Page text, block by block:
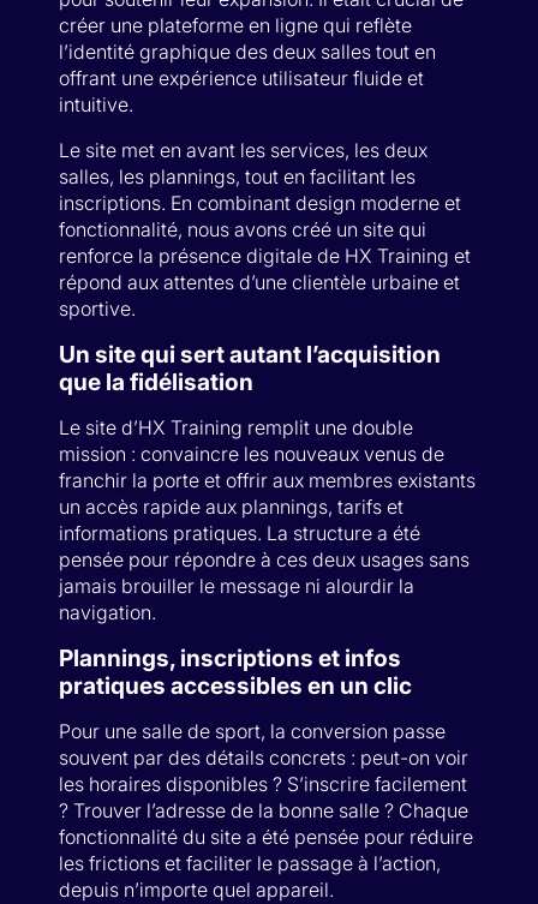
créer une plateforme en ligne qui reflète
l’identité graphique des deux salles tout en
offrant une expérience utilisateur fluide et
intuitive.
Le site met en avant les services, les deux
salles, les plannings, tout en facilitant les
inscriptions. En combinant design moderne et
fonctionnalité, nous avons créé un site qui
renforce la présence digitale de HX Training et
répond aux attentes d’une clientèle urbaine et
sportive.
Un site qui sert autant l’acquisition
que la fidélisation
Le site d’HX Training remplit une double
mission : convaincre les nouveaux venus de
franchir la porte et offrir aux membres existants
un accès rapide aux plannings, tarifs et
informations pratiques. La structure a été
pensée pour répondre à ces deux usages sans
jamais brouiller le message ni alourdir la
navigation.
Plannings, inscriptions et infos
pratiques accessibles en un clic
Pour une salle de sport, la conversion passe
souvent par des détails concrets : peut-on voir
les horaires disponibles ? S’inscrire facilement
? Trouver l’adresse de la bonne salle ? Chaque
fonctionnalité du site a été pensée pour réduire
les frictions et faciliter le passage à l’action,
depuis n’importe quel appareil.